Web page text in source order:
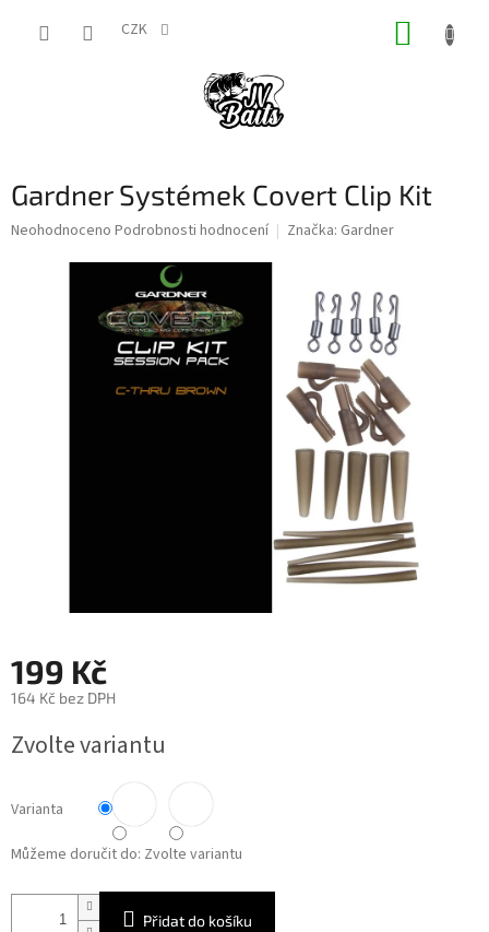
CZK
Gardner Systémek Covert Clip Kit
Průměrné
Neohodnoceno Podrobnosti hodnocení Značka: Gardner
199 Kč
164 Kč bez DPH
cena:
Zvolte variantu
Varianta
Můžeme doručit do: Zvolte variantu
Přidat do košíku